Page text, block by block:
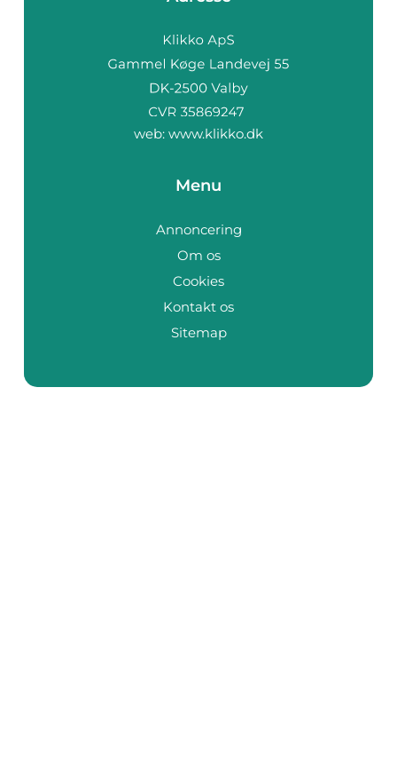
web: www.klikko.dk
Menu
Annoncering
Om os
Cookies
Kontakt os
Sitemap